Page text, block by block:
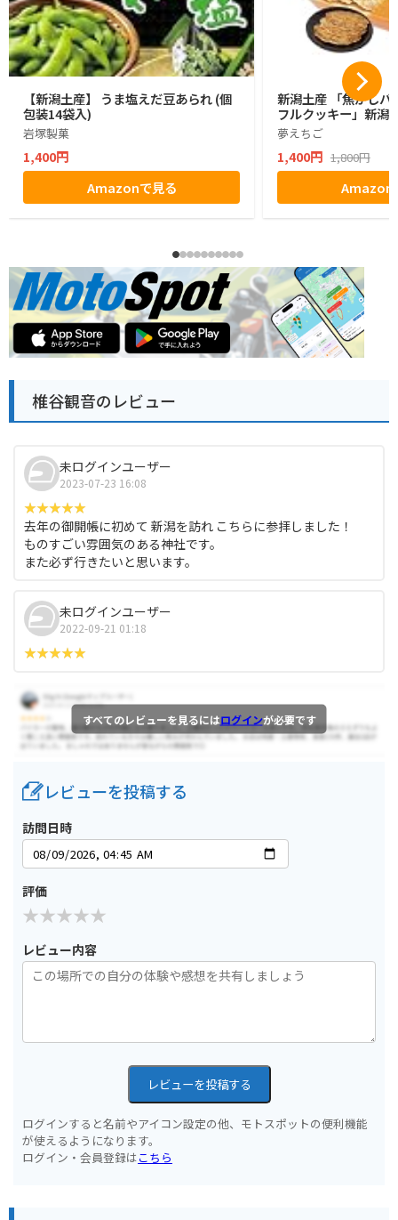
【新潟土産】 うま塩えだ豆あられ (個
包装14袋入)
岩塚製菓
1,400円
Amazonで見る
新潟土産 「焦がしバ
フルクッキー」新潟
夢えちご
1,400円 1,800円
Amazon
椎谷観音のレビュー
未ログインユーザー
2023-07-23 16:08
去年の御開帳に初めて 新潟を訪れ こちらに参拝しました！
ものすごい雰囲気のある神社です。
また必ず行きたいと思います。
未ログインユーザー
2022-09-21 01:18
すべてのレビューを見るにはログインが必要です
レビューを投稿する
訪問日時
評価
レビュー内容
レビューを投稿する
ログインすると名前やアイコン設定の他、モトスポットの便利機能
が使えるようになります。
ログイン・会員登録はこちら